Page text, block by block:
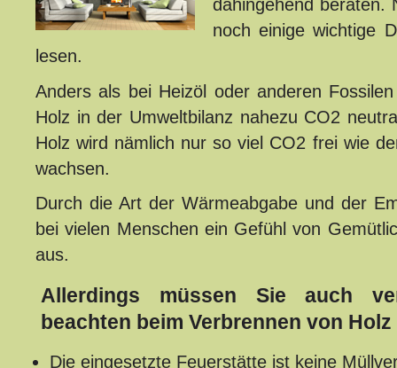
dahingehend beraten.
noch einige wichtige
lesen.
Anders als bei Heizöl oder anderen
Holz in der Umweltbilanz nahezu CO2
Holz wird nämlich nur so viel CO2 frei wie
wachsen.
Durch die Art der Wärmeabgabe und der
bei vielen Menschen ein Gefühl von
aus.
Allerdings müssen Sie auch
beachten beim Verbrennen von Holz
Die eingesetzte Feuerstätte ist keine